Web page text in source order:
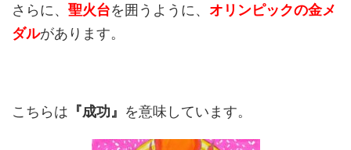
さらに、 聖火台を囲うように、 オリンピックの金メ
ダルがあります。
こちらは 『成功』 を意味しています。